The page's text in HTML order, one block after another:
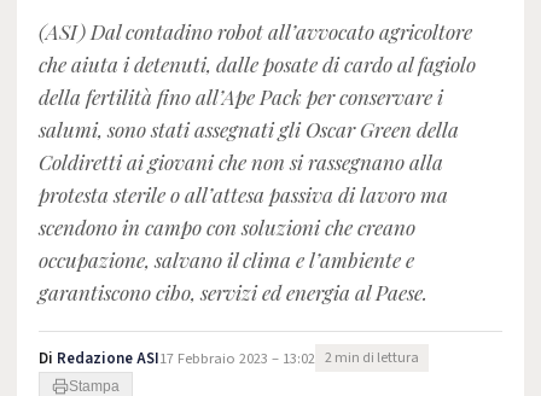
(ASI) Dal contadino robot all’avvocato agricoltore
che aiuta i detenuti, dalle posate di cardo al fagiolo
della fertilità fino all’Ape Pack per conservare i
salumi, sono stati assegnati gli Oscar Green della
Coldiretti ai giovani che non si rassegnano alla
protesta sterile o all’attesa passiva di lavoro ma
scendono in campo con soluzioni che creano
occupazione, salvano il clima e l’ambiente e
garantiscono cibo, servizi ed energia al Paese.
Di Redazione ASI17 Febbraio 2023 – 13:02 2 min di lettura
Stampa